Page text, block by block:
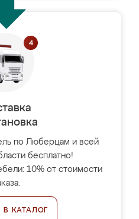
по Люберцам и всей
бесплатно!
10% от стоимости
В КАТАЛОГ